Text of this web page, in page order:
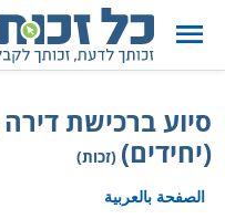
סיוע ברכישת
(יחידים) (זכות)
الصفحة بالعربية